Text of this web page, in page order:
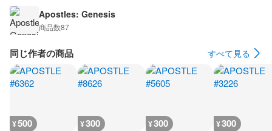
Apostles: Genesis
商品数87
同じ作者の商品 すべて見る
¥500 ¥300 ¥300 ¥300